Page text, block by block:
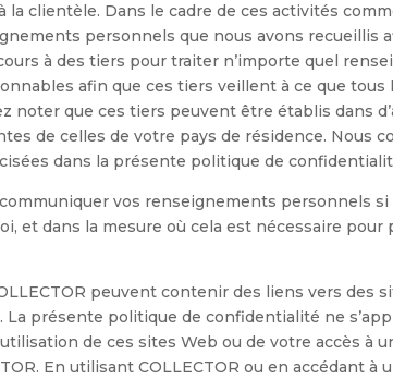
la clientèle. Dans le cadre de ces activités
personnels que nous avons
à des tiers pour traiter n’importe quel
afin que ces tiers veillent à ce que
noter que ces tiers peuvent être établis dans
de celles de votre pays de résidence. Nous
dans la présente politique de
vos renseignements personnels si
et dans la mesure où cela est nécessaire
peuvent contenir des liens vers
présente politique de confidentialité ne
de ces sites Web ou de votre accès à
En utilisant COLLECTOR ou en accédant